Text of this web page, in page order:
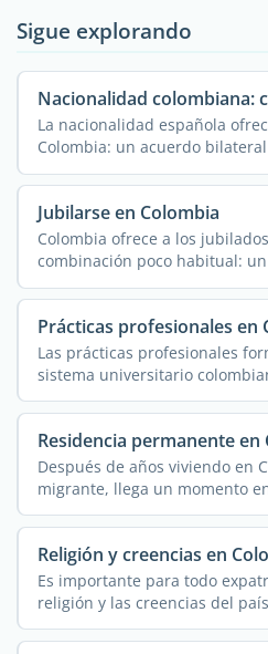
Sigue explorando
Nacionalidad colombiana:
La nacionalidad española
Colombia: un acuerdo
Jubilarse en Colombia
Colombia ofrece a los
combinación poco habitual:
50 % y ...
Prácticas profesionales en
Las prácticas profesionales
sistema universitario
Residencia permanente en
Después de años viviendo en
migrante, llega un momento
Religión y creencias en
Es importante para todo
religión y las creencias del